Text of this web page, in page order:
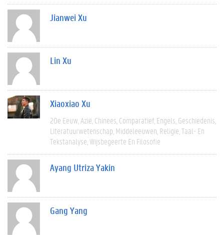
Jianwei Xu
Lin Xu
Xiaoxiao Xu
20e Eeuw Azië Chinees Comparatief Engels Geschiedenis
Literatuurwetenschap Middeleeuwen Religie Taal- En
Tekstanalyse Wijsbegeerte En Filosofie
Ayang Utriza Yakin
Gang Yang